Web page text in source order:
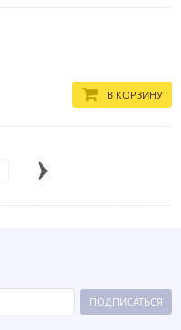
В КОРЗИНУ
ПОДПИСАТЬСЯ